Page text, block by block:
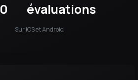
0 évaluations
Sur iOS et Android